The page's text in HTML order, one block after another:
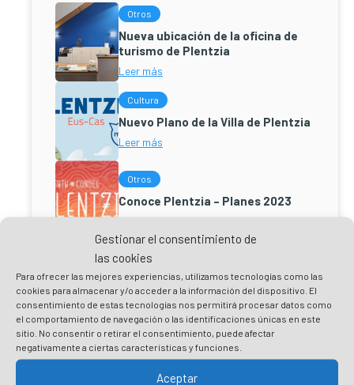
Gestionar el consentimiento de
las cookies
Para ofrecer las mejores experiencias, utilizamos tecnologías como las
cookies para almacenar y/o acceder a la información del dispositivo. El
consentimiento de estas tecnologías nos permitirá procesar datos como
el comportamiento de navegación o las identificaciones únicas en este
sitio. No consentir o retirar el consentimiento, puede afectar
negativamente a ciertas características y funciones.
Aceptar
Otros
Nueva ubicación de la oficina de
turismo de Plentzia
Leer más
Cultura
Nuevo Plano de la Villa de Plentzia
Leer más
Otros
Conoce Plentzia – Planes 2023
Eventos
publica la convocatoria y bases
reguladoras para la adjudicación
de los puestos del mercado de
artesanía
Leer más